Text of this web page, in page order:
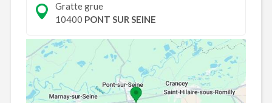
Gratte grue
10400 PONT SUR SEINE